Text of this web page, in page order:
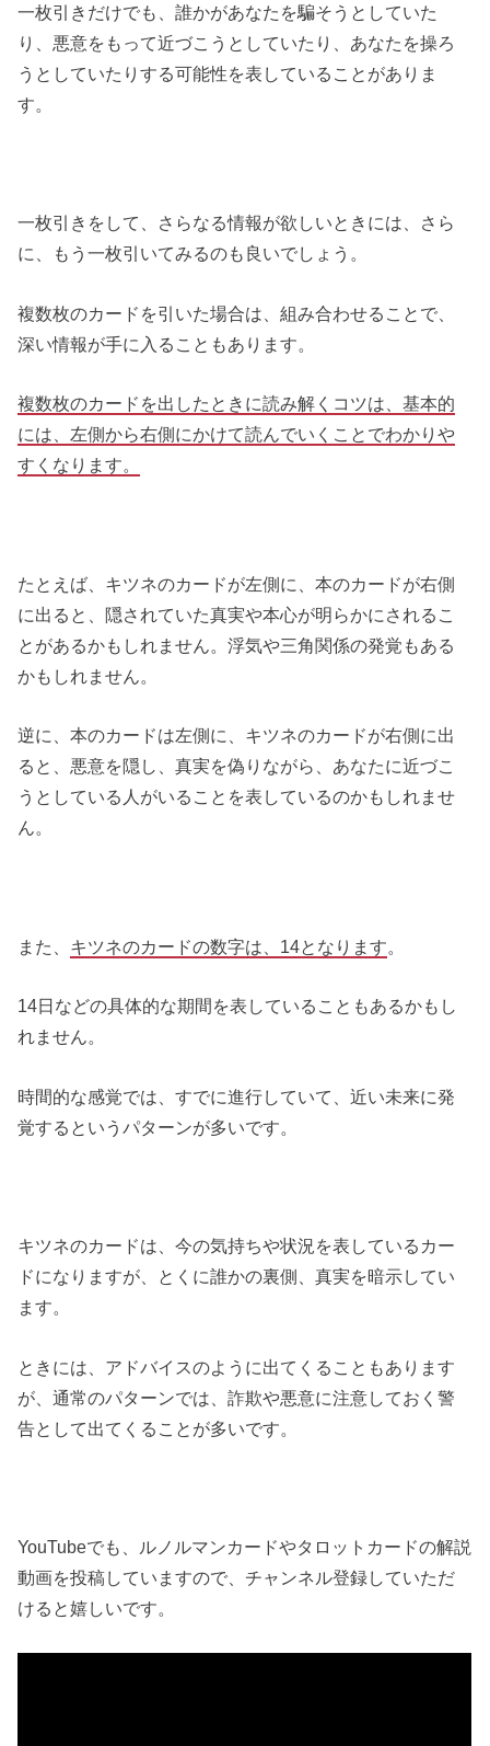
一枚引きだけでも、誰かがあなたを騙そうとしていた
り、悪意をもって近づこうとしていたり、あなたを操ろ
うとしていたりする可能性を表していることがありま
す。
一枚引きをして、さらなる情報が欲しいときには、さら
に、もう一枚引いてみるのも良いでしょう。
複数枚のカードを引いた場合は、組み合わせることで、
深い情報が手に入ることもあります。
複数枚のカードを出したときに読み解くコツは、基本的
には、左側から右側にかけて読んでいくことでわかりや
すくなります。
たとえば、キツネのカードが左側に、本のカードが右側
に出ると、隠されていた真実や本心が明らかにされるこ
とがあるかもしれません。浮気や三角関係の発覚もある
かもしれません。
逆に、本のカードは左側に、キツネのカードが右側に出
ると、悪意を隠し、真実を偽りながら、あなたに近づこ
うとしている人がいることを表しているのかもしれませ
ん。
また、 キツネのカードの数字は、14となります。
14日などの具体的な期間を表していることもあるかもし
れません。
時間的な感覚では、すでに進行していて、近い未来に発
覚するというパターンが多いです。
キツネのカードは、今の気持ちや状況を表しているカー
ドになりますが、とくに誰かの裏側、真実を暗示してい
ます。
ときには、アドバイスのように出てくることもあります
が、通常のパターンでは、詐欺や悪意に注意しておく警
告として出てくることが多いです。
YouTubeでも、ルノルマンカードやタロットカードの解説
動画を投稿していますので、チャンネル登録していただ
けると嬉しいです。